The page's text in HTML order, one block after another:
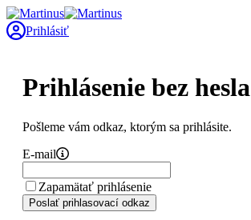
Prihlásiť
Prihlásenie bez hesla
Pošleme vám odkaz, ktorým sa prihlásite.
E-mail
Zapamätať prihlásenie
Poslať prihlasovací odkaz